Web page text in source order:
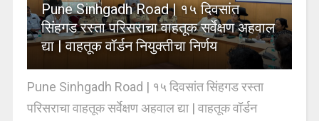
Pune Sinhgadh Road | १५ दिवसांत
सिंहगड रस्ता परिसराचा वाहतूक सर्वेक्षण अहवाल
द्या | वाहतूक वॉर्डन नियुक्तीचा निर्णय
Pune Sinhgadh Road | १५ दिवसांत सिंहगड रस्ता
परिसराचा वाहतूक सर्वेक्षण अहवाल द्या | वाहतूक वॉर्डन